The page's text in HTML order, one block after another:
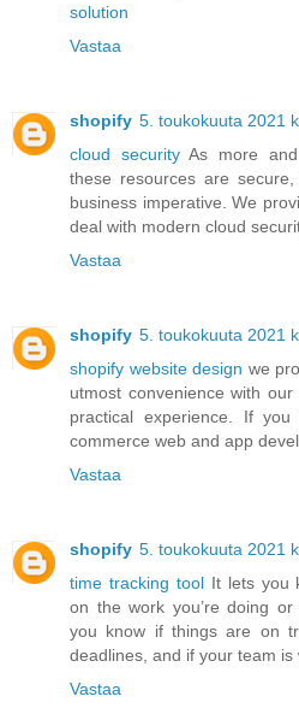
solution
Vastaa
shopify 5. toukokuuta 2021
cloud securityAs more and
these resources are
business imperative. We
deal with modern cloud
Vastaa
shopify 5. toukokuuta 2021
shopify website design we
utmost convenience with
practical experience. If
commerce web and app
Vastaa
shopify 5. toukokuuta 2021
time tracking toolIt lets you
on the work you’re doing
you know if things are on
deadlines, and if your team is
Vastaa